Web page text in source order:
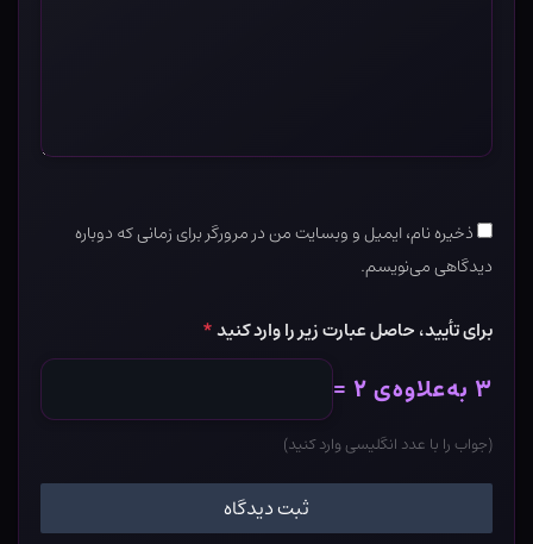
ذخیره نام، ایمیل و وبسایت من در مرورگر برای زمانی که دوباره
دیدگاهی می‌نویسم.
برای تأیید، حاصل عبارت زیر را وارد کنید*
۳ به‌علاوه‌ی ۲ =
(جواب را با عدد انگلیسی وارد کنید)